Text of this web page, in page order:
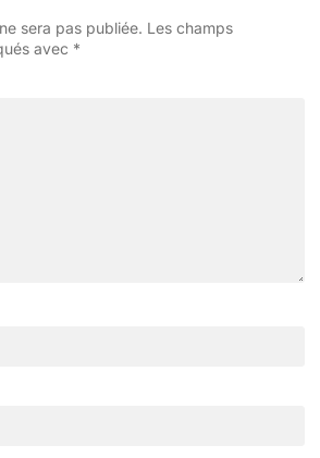
sera pas publiée. Les champs
avec *